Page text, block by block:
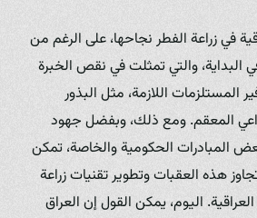
في زراعة الفطر نجاحها، على الرغم من
البداية، والتي تمثلت في نقص الخبرة
اللازمة، مثل البذور
المعقم. ومع ذلك، وبفضل جهود
المبادرات الحكومية والخاصة، تمكن
هذه العقبات وتطوير تقنيات زراعة
اليوم، يمكن القول إن العراق